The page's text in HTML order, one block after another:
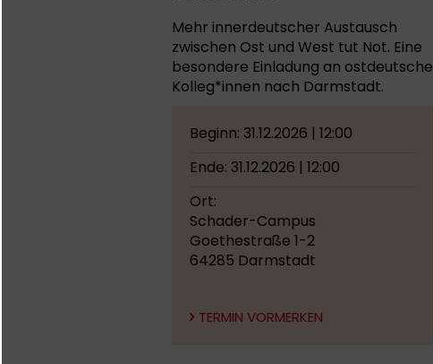
Mehr innerdeutscher Austausch
zwischen Ost und West tut Not. Eine
besondere Einladung an ostdeutsche
Kolleg*innen nach Darmstadt.
Beginn: 31.12.2026 | 12:00
Ende: 31.12.2026 | 12:00
Ort:
Schader-Campus
Goethestraße 1-2
64285 Darmstadt
TERMIN VORMERKEN